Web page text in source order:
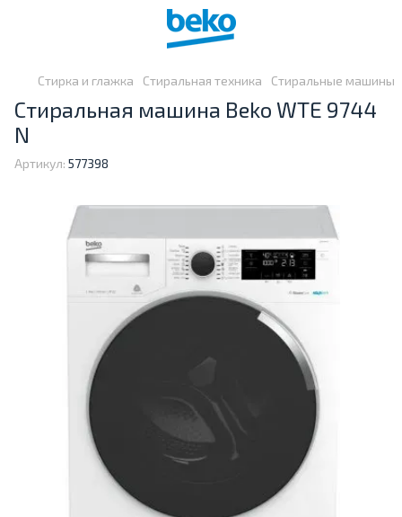
Стирка и глажка Стиральная техника Стиральные машины
Стиральная машина Beko WTE 9744
N
Артикул: 577398